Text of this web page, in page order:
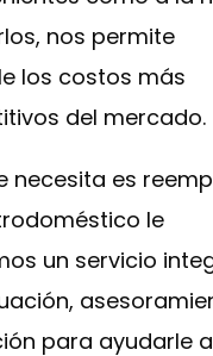
nos permite
los costos más
del mercado.
necesita es
le
un servicio
para ayudarle a